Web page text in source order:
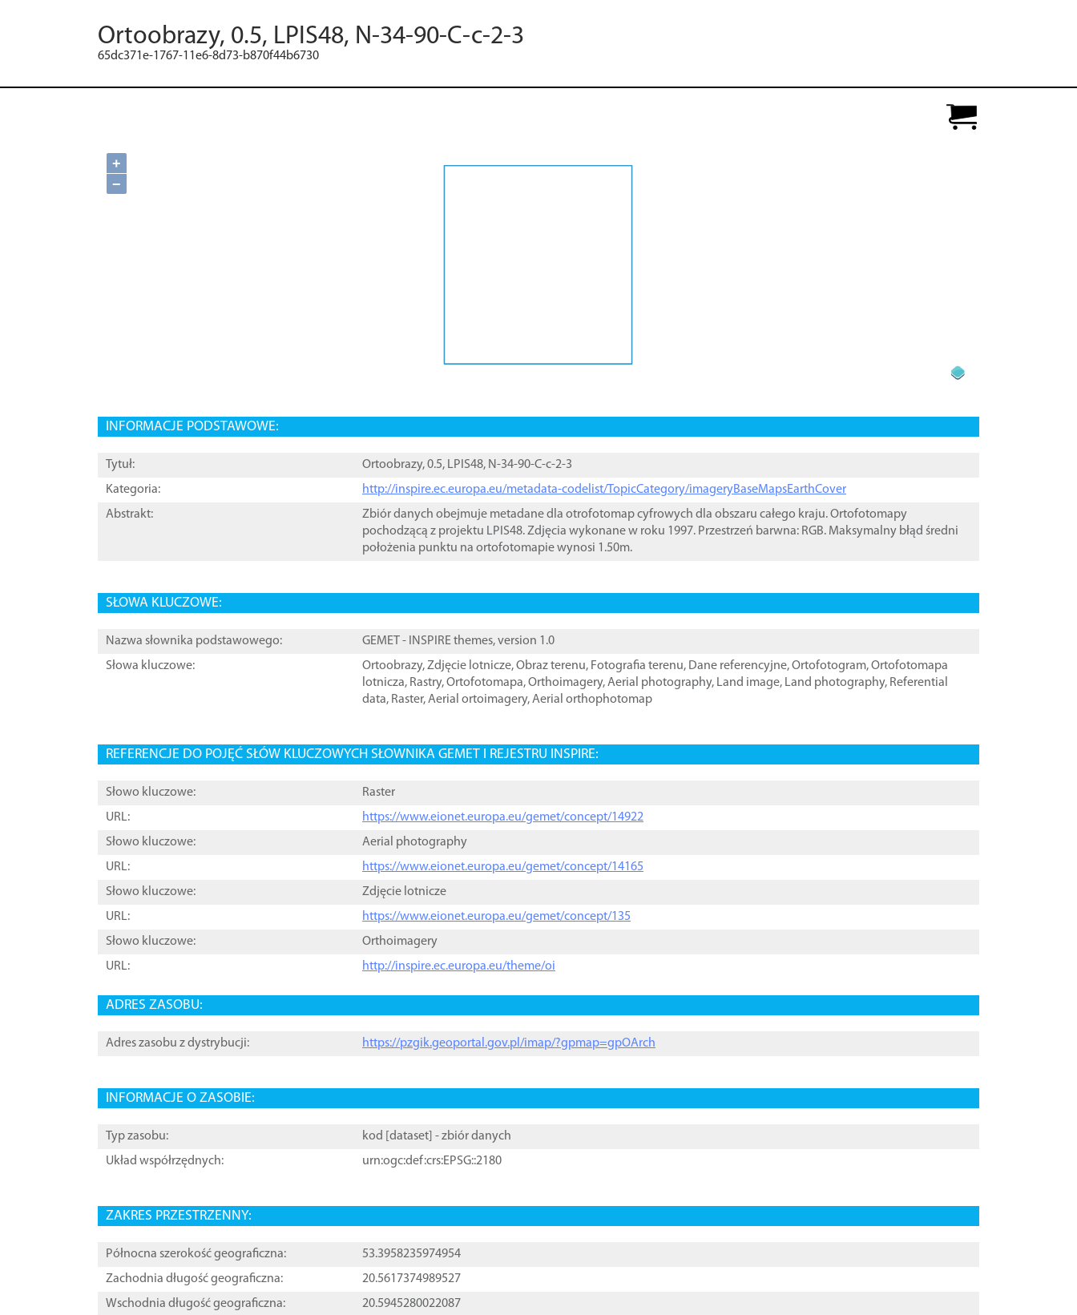
Ortoobrazy, 0.5, LPIS48, N-34-90-C-c-2-3
65dc371e-1767-11e6-8d73-b870f44b6730
+
−
INFORMACJE PODSTAWOWE:
Tytuł:
Ortoobrazy, 0.5, LPIS48, N-34-90-C-c-2-3
Kategoria:
http://inspire.ec.europa.eu/metadata-codelist/TopicCategory/imageryBaseMapsEarthCover
Abstrakt:
Zbiór danych obejmuje metadane dla otrofotomap cyfrowych dla obszaru całego kraju. Ortofotomapy
pochodzącą z projektu LPIS48. Zdjęcia wykonane w roku 1997. Przestrzeń barwna: RGB. Maksymalny błąd średni
położenia punktu na ortofotomapie wynosi 1.50m.
SŁOWA KLUCZOWE:
Nazwa słownika podstawowego:
GEMET - INSPIRE themes, version 1.0
Słowa kluczowe:
Ortoobrazy,Zdjęcie lotnicze,Obraz terenu, Fotografia terenu, Dane referencyjne,Ortofotogram,Ortofotomapa
lotnicza, Rastry,Ortofotomapa,Orthoimagery,Aerial photography, Land image, Land photography, Referential
data, Raster,Aerial ortoimagery,Aerial orthophotomap
REFERENCJE DO POJĘĆ SŁÓW KLUCZOWYCH SŁOWNIKA GEMET I REJESTRU INSPIRE:
Słowo kluczowe:
Raster
URL:
https://www.eionet.europa.eu/gemet/concept/14922
Słowo kluczowe:
Aerial photography
URL:
https://www.eionet.europa.eu/gemet/concept/14165
Słowo kluczowe:
Zdjęcie lotnicze
URL:
https://www.eionet.europa.eu/gemet/concept/135
Słowo kluczowe:
Orthoimagery
URL:
http://inspire.ec.europa.eu/theme/oi
ADRES ZASOBU:
Adres zasobu z dystrybucji: https://pzgik.geoportal.gov.pl/imap/?gpmap=gpOArch
INFORMACJE O ZASOBIE:
Typ zasobu: kod [ dataset ] - zbiór danych
Układ współrzędnych:
urn:ogc:def:crs:EPSG::2180
ZAKRES PRZESTRZENNY:
Północna szerokość geograficzna:
53.3958235974954
Zachodnia długość geograficzna:
20.5617374989527
Wschodnia długość geograficzna:
20.5945280022087